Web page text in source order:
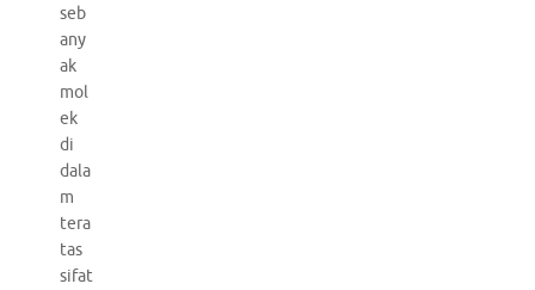
seb
any
ak
mol
ek
di
dala
m
tera
tas
sifat